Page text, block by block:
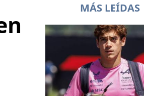
MÁS LEÍDAS